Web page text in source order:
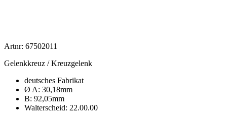
Artnr: 67502011
Gelenkkreuz / Kreuzgelenk
deutsches Fabrikat
Ø A: 30,18mm
B: 92,05mm
Walterscheid: 22.00.00